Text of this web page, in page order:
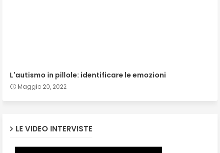
L'autismo in pillole: identificare le emozioni
Maggio 20, 2022
LE VIDEO INTERVISTE